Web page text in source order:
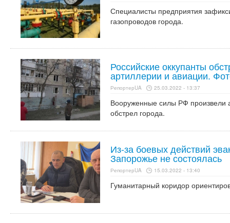
Специалисты предприятия
газопроводов города.
Российские оккупанты
артиллерии и авиации.
РепортерUA 25.03.2022 - 13:37
Вооруженные силы РФ произвели
обстрел города.
Из-за боевых действий
Запорожье не состоялась
РепортерUA 15.03.2022 - 13:40
Гуманитарный коридор